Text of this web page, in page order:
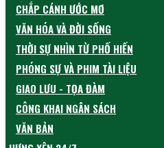
CHẮP CÁNH ƯỚC MƠ
VĂN HÓA VÀ ĐỜI SỐNG
THỜI SỰ NHÌN TỪ PHỐ HIẾN
PHÓNG SỰ VÀ PHIM TÀI LIỆU
GIAO LƯU - TỌA ĐÀM
CÔNG KHAI NGÂN SÁCH
VĂN BẢN